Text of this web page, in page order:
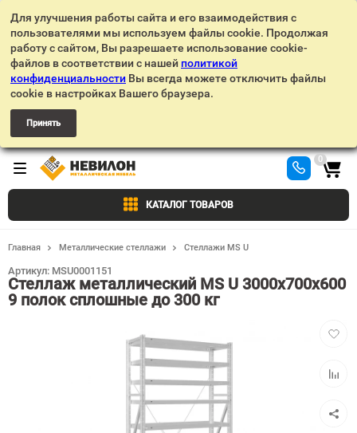
Для улучшения работы сайта и его взаимодействия с
пользователями мы используем файлы cookie. Продолжая
работу с сайтом, Вы разрешаете использование cookie-
файлов в соответствии с нашей политикой
конфиденциальности Вы всегда можете отключить файлы
cookie в настройках Вашего браузера.
Принять
КАТАЛОГ ТОВАРОВ
0
Главная Металлические стеллажи Стеллажи MS U
Стеллаж металлический MS U 3000х700х600
9 полок сплошные до 300 кг
Артикул: MSU0001151